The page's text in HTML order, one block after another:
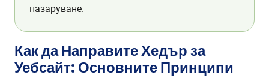
пазаруване.
Как да Направите Хедър за
Уебсайт: Основните Принципи